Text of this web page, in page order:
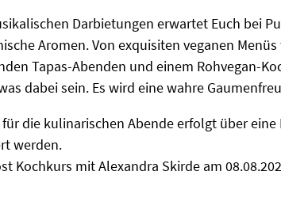
Darbietungen erwartet Euch bei
Aromen. Von exquisiten veganen
Tapas-Abenden und einem Rohvegan-
dabei sein. Es wird eine wahre
die kulinarischen Abende erfolgt über
werden.
Kochkurs mit Alexandra Skirde am